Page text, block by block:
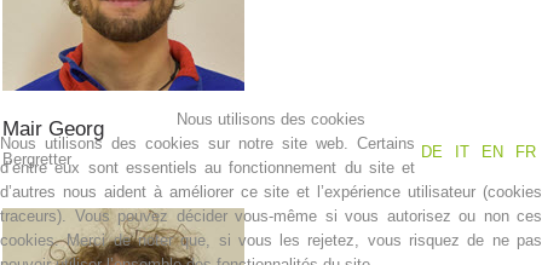
Mair Georg
Bergretter
Nous utilisons des cookies
DE
IT EN FR
Nous utilisons des cookies sur notre site web. Certains
d’entre eux sont essentiels au fonctionnement du site et
d’autres nous aident à améliorer ce site et l’expérience utilisateur (cookies
traceurs). Vous pouvez décider vous-même si vous autorisez ou non ces
cookies. Merci de noter que, si vous les rejetez, vous risquez de ne pas